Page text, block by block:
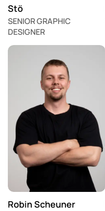
Stö
SENIOR GRAPHIC
DESIGNER
Robin Scheuner